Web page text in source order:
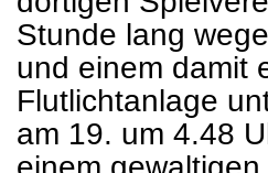
Stunde lang
und einem damit
Flutlichtanlage
am 19. um 4.48